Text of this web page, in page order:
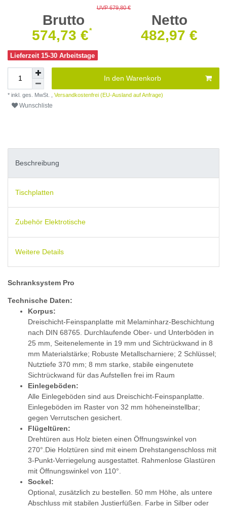
UVP 679,80 €
Brutto
Netto
574,73 €
* 482,97 €
Lieferzeit 15-30 Arbeitstage
In den Warenkorb
* inkl. ges. MwSt. , Versandkostenfrei (EU-Ausland auf Anfrage)
Wunschliste
Beschreibung
Tischplatten
Zubehör Elektrotische
Weitere Details
Schranksystem Pro
Technische Daten:
Korpus:
Dreischicht-Feinspanplatte mit Melaminharz-Beschichtung
nach DIN 68765. Durchlaufende Ober- und Unterböden in
25 mm, Seitenelemente in 19 mm und Sichtrückwand in 8
mm Materialstärke; Robuste Metallscharniere; 2 Schlüssel;
Nutztiefe 370 mm; 8 mm starke, stabile eingenutete
Sichtrückwand für das Aufstellen frei im Raum
Einlegeböden:
Alle Einlegeböden sind aus Dreischicht-Feinspanplatte.
Einlegeböden im Raster von 32 mm höheneinstellbar;
gegen Verrutschen gesichert.
Flügeltüren:
Drehtüren aus Holz bieten einen Öffnungswinkel von
270°.Die Holztüren sind mit einem Drehstangenschloss mit
3-Punkt-Verriegelung ausgestattet. Rahmenlose Glastüren
mit Öffnungswinkel von 110°.
Sockel:
Optional, zusätzlich zu bestellen. 50 mm Höhe, als untere
Abschluss mit stabilen Justierfüßen. Farbe in Silber oder